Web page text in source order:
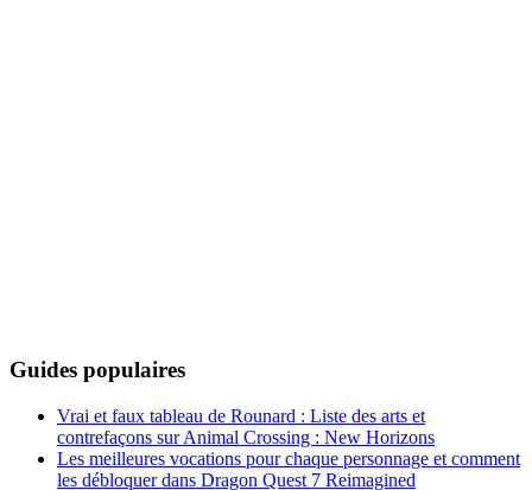
Guides populaires
Vrai et faux tableau de Rounard : Liste des arts et
contrefaçons sur Animal Crossing : New Horizons
Les meilleures vocations pour chaque personnage et comment
les débloquer dans Dragon Quest 7 Reimagined